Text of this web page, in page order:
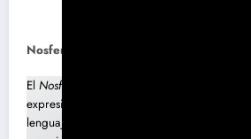
Nosferatu (1922): la eterna sombra
El Nosferatu
de F.W. Murnau, una de las
expresionista alemán, no solo redefine el
lenguaje cinematográfico, sino que lo